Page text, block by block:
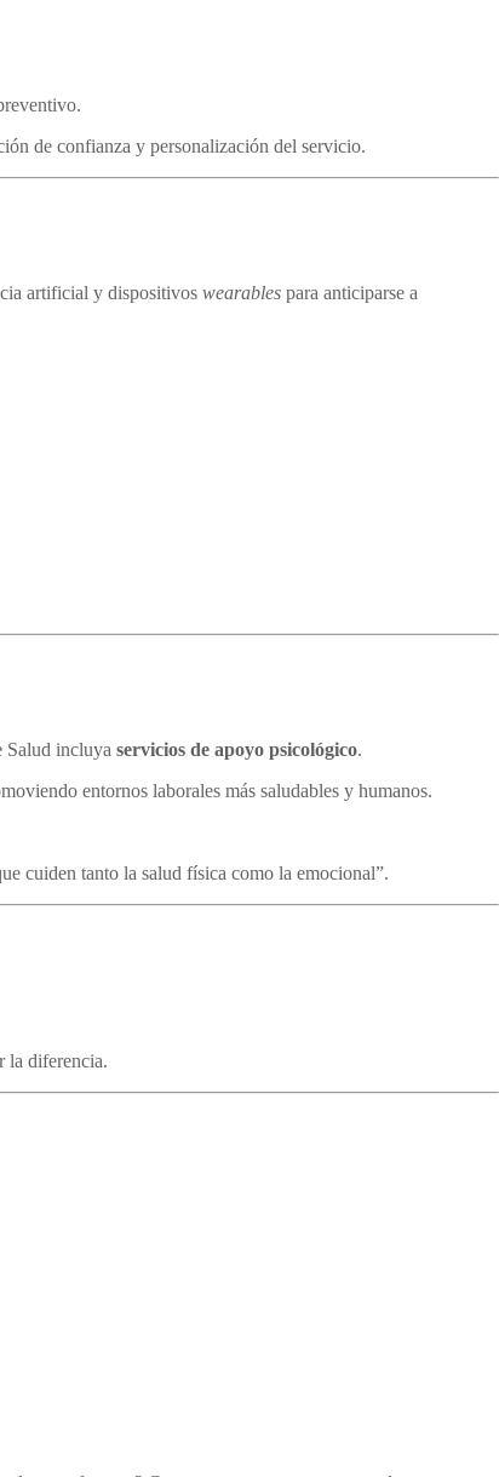
de confianza y personalización del servicio.
artificial y dispositivos wearables para anticiparse a
Salud incluya servicios de apoyo psicológico.
entornos laborales más saludables y humanos.
cuiden tanto la salud física como la emocional”.
la diferencia.